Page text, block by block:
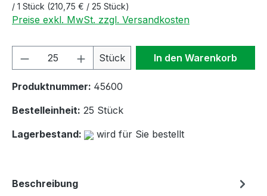
/ 1 Stück (210,75 € / 25 Stück)
Preise exkl. MwSt. zzgl. Versandkosten
Produkt Anzahl: Gib den
Stück In den Warenkorb
Produktnummer: 45600
Bestelleinheit: 25 Stück
Lagerbestand:
wird für Sie bestellt
Beschreibung